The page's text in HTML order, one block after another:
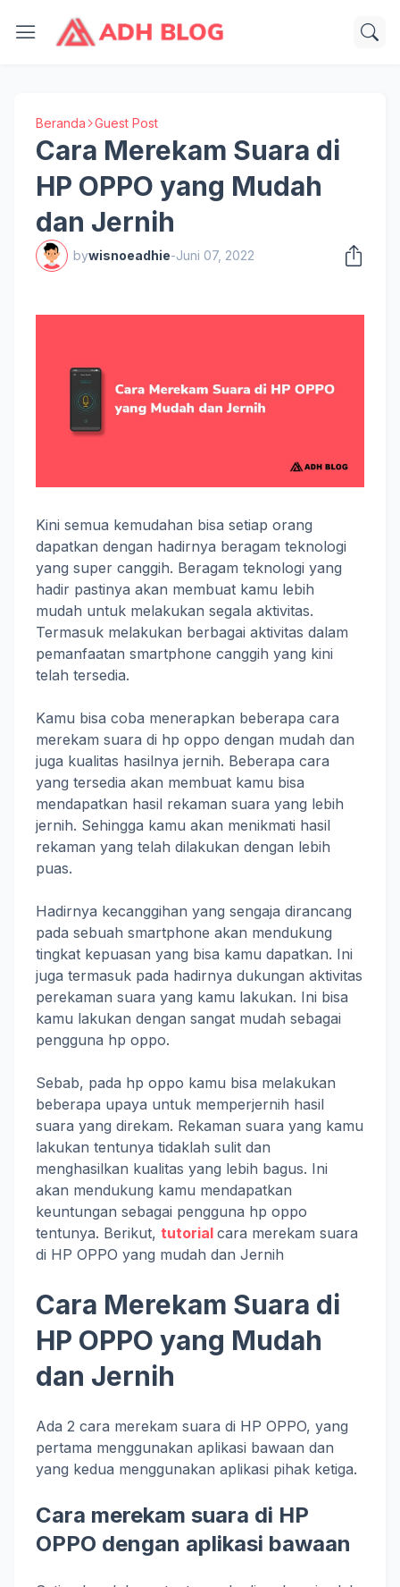
Beranda Guest Post
Cara Merekam Suara di
HP OPPO yang Mudah
dan Jernih
bywisnoeadhie-Juni 07, 2022
Kini semua kemudahan bisa setiap orang
dapatkan dengan hadirnya beragam teknologi
yang super canggih. Beragam teknologi yang
hadir pastinya akan membuat kamu lebih
mudah untuk melakukan segala aktivitas.
Termasuk melakukan berbagai aktivitas dalam
pemanfaatan smartphone canggih yang kini
telah tersedia.
Kamu bisa coba menerapkan beberapa cara
merekam suara di hp oppo dengan mudah dan
juga kualitas hasilnya jernih. Beberapa cara
yang tersedia akan membuat kamu bisa
mendapatkan hasil rekaman suara yang lebih
jernih. Sehingga kamu akan menikmati hasil
rekaman yang telah dilakukan dengan lebih
puas.
Hadirnya kecanggihan yang sengaja dirancang
pada sebuah smartphone akan mendukung
tingkat kepuasan yang bisa kamu dapatkan. Ini
juga termasuk pada hadirnya dukungan aktivitas
perekaman suara yang kamu lakukan. Ini bisa
kamu lakukan dengan sangat mudah sebagai
pengguna hp oppo.
Sebab, pada hp oppo kamu bisa melakukan
beberapa upaya untuk memperjernih hasil
suara yang direkam. Rekaman suara yang kamu
lakukan tentunya tidaklah sulit dan
menghasilkan kualitas yang lebih bagus. Ini
akan mendukung kamu mendapatkan
keuntungan sebagai pengguna hp oppo
tentunya. Berikut, tutorial cara merekam suara
di HP OPPO yang mudah dan Jernih
Cara Merekam Suara di
HP OPPO yang Mudah
dan Jernih
Ada 2 cara merekam suara di HP OPPO, yang
pertama menggunakan aplikasi bawaan dan
yang kedua menggunakan aplikasi pihak ketiga.
Cara merekam suara di HP
OPPO dengan aplikasi bawaan